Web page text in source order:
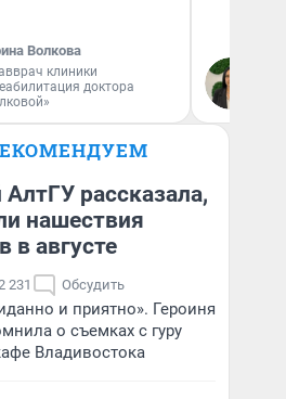
Волкова
клиники
доктора
рассказала,
нашествия
в августе
231 Обсудить
и приятно». Героиня
о съемках с гуру
Владивостока